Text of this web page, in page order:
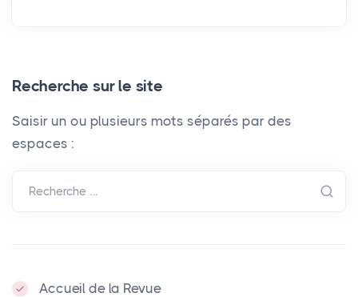
Recherche sur le site
Saisir un ou plusieurs mots séparés par des
espaces :
Recherche …
Accueil de la Revue